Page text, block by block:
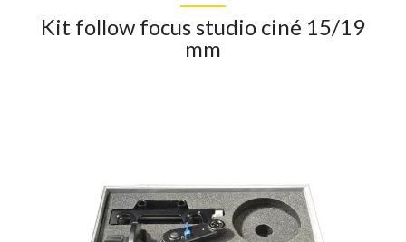
Kit follow focus studio ciné 15/19
mm